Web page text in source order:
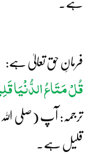
ہے۔
فرمانِ حق تعالیٰ ہے:
قُلْ مَتَاعُ الدُّنْیَا
ترجمہ: آپ (صلی اللہ
قلیل ہے۔